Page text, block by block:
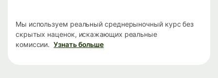
Мы используем реальный среднерыночный курс без
скрытых наценок, искажающих реальные
комиссии. Узнать больше